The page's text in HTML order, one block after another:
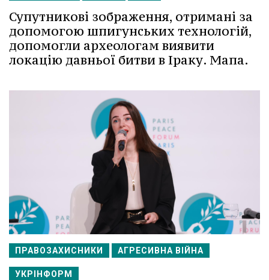
Супутникові зображення, отримані за
допомогою шпигунських технологій,
допомогли археологам виявити
локацію давньої битви в Іраку. Мапа.
ПРАВОЗАХИСНИКИ АГРЕСИВНА ВІЙНА
УКРІНФОРМ